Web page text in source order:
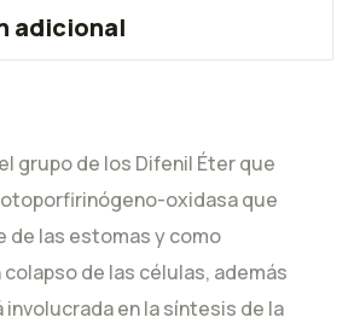
adicional
grupo de los Difenil Éter que
oxidasa que
de las estomas y como
de las células, además
en la síntesis de la